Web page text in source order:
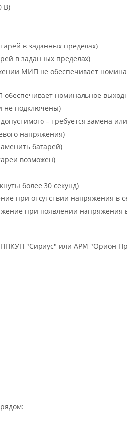
В)
в заданных пределах)
в заданных пределах)
МИП не обеспечивает
номинальное
не подключены)
– требуется замена
напряжения)
батарей)
возможен)
более 30 секунд)
при отсутствии напряжения в
при появлении напряжения в
ППКУП "Сириус" или АРМ "Орион